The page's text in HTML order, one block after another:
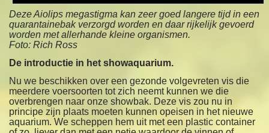
Deze Aiolips megastigma kan zeer goed langere tijd in een
quarantainebak verzorgd worden en daar rijkelijk gevoerd
worden met allerhande kleine organismen.
Foto: Rich Ross
De introductie in het showaquarium.
Nu we beschikken over een gezonde volgevreten vis die
meerdere voersoorten tot zich neemt kunnen we die
overbrengen naar onze showbak. Deze vis zou nu in
principe zijn plaats moeten kunnen opeisen in het nieuwe
aquarium. We scheppen hem uit met een plastic container